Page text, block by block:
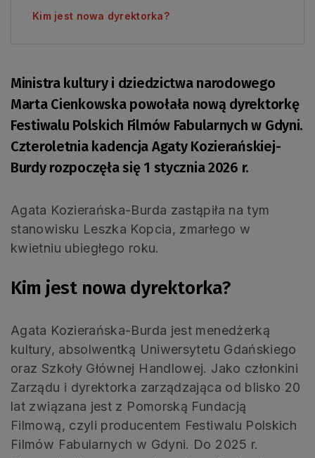
Kim jest nowa dyrektorka?
Ministra kultury i dziedzictwa narodowego
Marta Cienkowska powołała nową dyrektorkę
Festiwalu Polskich Filmów Fabularnych w Gdyni.
Czteroletnia kadencja Agaty Kozierańskiej-
Burdy rozpoczęła się 1 stycznia 2026 r.
Agata Kozierańska-Burda zastąpiła na tym
stanowisku Leszka Kopcia, zmarłego w
kwietniu ubiegłego roku.
Kim jest nowa dyrektorka?
Agata Kozierańska-Burda jest menedżerką
kultury, absolwentką Uniwersytetu Gdańskiego
oraz Szkoły Głównej Handlowej. Jako członkini
Zarządu i dyrektorka zarządzająca od blisko 20
lat związana jest z Pomorską Fundacją
Filmową, czyli producentem Festiwalu Polskich
Filmów Fabularnych w Gdyni. Do 2025 r.